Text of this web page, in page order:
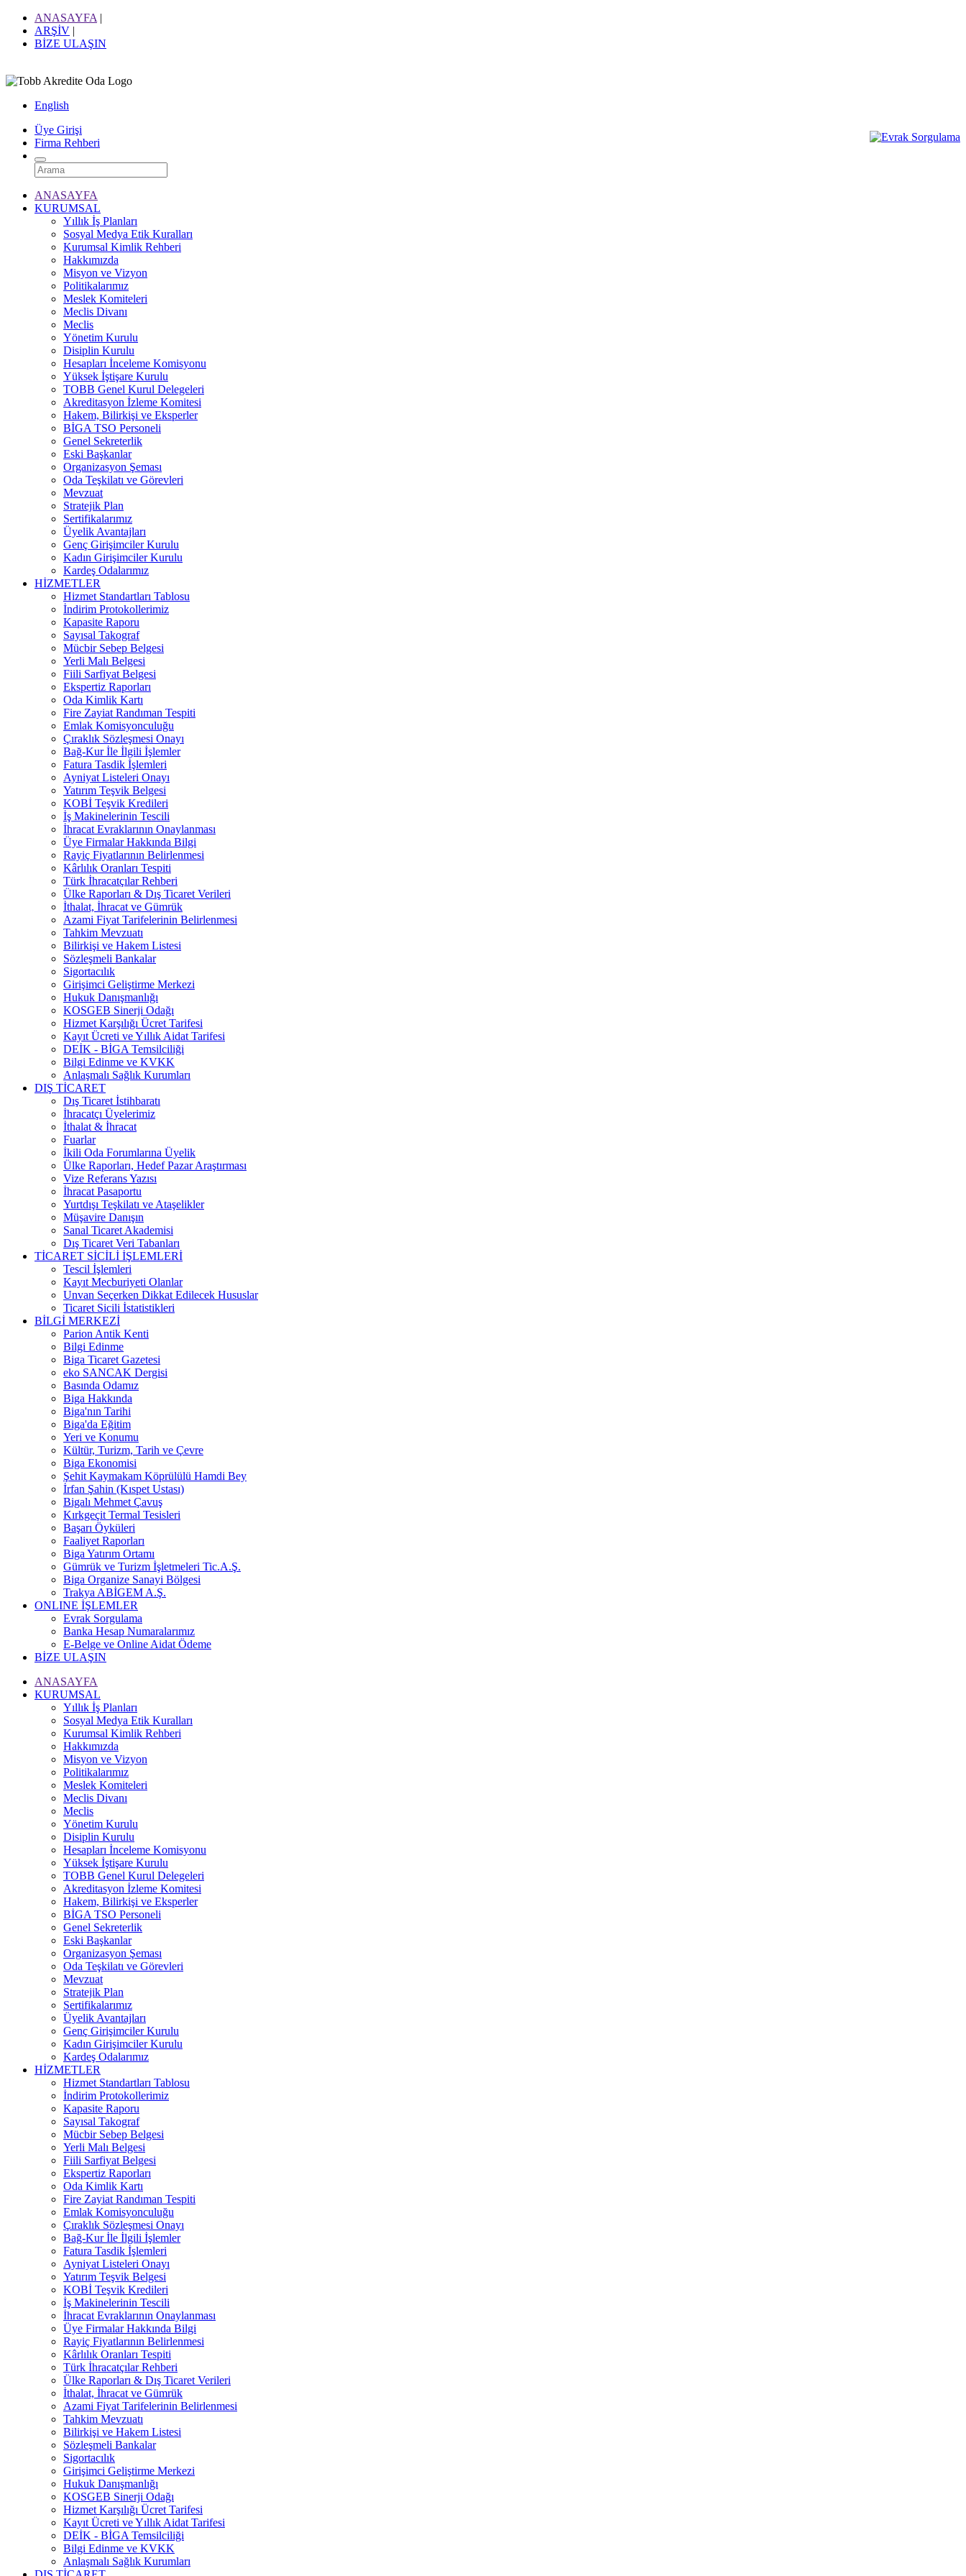
ANASAYFA |
ARŞİV |
BİZE ULAŞIN
English
Üye Girişi
Firma Rehberi
ANASAYFA
KURUMSAL
Yıllık İş Planları
Sosyal Medya Etik Kuralları
Kurumsal Kimlik Rehberi
Hakkımızda
Misyon ve Vizyon
Politikalarımız
Meslek Komiteleri
Meclis Divanı
Meclis
Yönetim Kurulu
Disiplin Kurulu
Hesapları İnceleme Komisyonu
Yüksek İştişare Kurulu
TOBB Genel Kurul Delegeleri
Akreditasyon İzleme Komitesi
Hakem, Bilirkişi ve Eksperler
BİGA TSO Personeli
Genel Sekreterlik
Eski Başkanlar
Organizasyon Şeması
Oda Teşkilatı ve Görevleri
Mevzuat
Stratejik Plan
Sertifikalarımız
Üyelik Avantajları
Genç Girişimciler Kurulu
Kadın Girişimciler Kurulu
Kardeş Odalarımız
HİZMETLER
Hizmet Standartları Tablosu
İndirim Protokollerimiz
Kapasite Raporu
Sayısal Takograf
Mücbir Sebep Belgesi
Yerli Malı Belgesi
Fiili Sarfiyat Belgesi
Ekspertiz Raporları
Oda Kimlik Kartı
Fire Zayiat Randıman Tespiti
Emlak Komisyonculuğu
Çıraklık Sözleşmesi Onayı
Bağ-Kur İle İlgili İşlemler
Fatura Tasdik İşlemleri
Ayniyat Listeleri Onayı
Yatırım Teşvik Belgesi
KOBİ Teşvik Kredileri
İş Makinelerinin Tescili
İhracat Evraklarının Onaylanması
Üye Firmalar Hakkında Bilgi
Rayiç Fiyatlarının Belirlenmesi
Kârlılık Oranları Tespiti
Türk İhracatçılar Rehberi
Ülke Raporları & Dış Ticaret Verileri
İthalat, İhracat ve Gümrük
Azami Fiyat Tarifelerinin Belirlenmesi
Tahkim Mevzuatı
Bilirkişi ve Hakem Listesi
Sözleşmeli Bankalar
Sigortacılık
Girişimci Geliştirme Merkezi
Hukuk Danışmanlığı
KOSGEB Sinerji Odağı
Hizmet Karşılığı Ücret Tarifesi
Kayıt Ücreti ve Yıllık Aidat Tarifesi
DEİK - BİGA Temsilciliği
Bilgi Edinme ve KVKK
Anlaşmalı Sağlık Kurumları
DIŞ TİCARET
Dış Ticaret İstihbaratı
İhracatçı Üyelerimiz
İthalat & İhracat
Fuarlar
İkili Oda Forumlarına Üyelik
Ülke Raporları, Hedef Pazar Araştırması
Vize Referans Yazısı
İhracat Pasaportu
Yurtdışı Teşkilatı ve Ataşelikler
Müşavire Danışın
Sanal Ticaret Akademisi
Dış Ticaret Veri Tabanları
TİCARET SİCİLİ İŞLEMLERİ
Tescil İşlemleri
Kayıt Mecburiyeti Olanlar
Unvan Seçerken Dikkat Edilecek Hususlar
Ticaret Sicili İstatistikleri
BİLGİ MERKEZİ
Parion Antik Kenti
Bilgi Edinme
Biga Ticaret Gazetesi
eko SANCAK Dergisi
Basında Odamız
Biga Hakkında
Biga'nın Tarihi
Biga'da Eğitim
Yeri ve Konumu
Kültür, Turizm, Tarih ve Çevre
Biga Ekonomisi
Şehit Kaymakam Köprülülü Hamdi Bey
İrfan Şahin (Kıspet Ustası)
Bigalı Mehmet Çavuş
Kırkgeçit Termal Tesisleri
Başarı Öyküleri
Faaliyet Raporları
Biga Yatırım Ortamı
Gümrük ve Turizm İşletmeleri Tic.A.Ş.
Biga Organize Sanayi Bölgesi
Trakya ABİGEM A.Ş.
ONLINE İŞLEMLER
Evrak Sorgulama
Banka Hesap Numaralarımız
E-Belge ve Online Aidat Ödeme
BİZE ULAŞIN
ANASAYFA
KURUMSAL
Yıllık İş Planları
Sosyal Medya Etik Kuralları
Kurumsal Kimlik Rehberi
Hakkımızda
Misyon ve Vizyon
Politikalarımız
Meslek Komiteleri
Meclis Divanı
Meclis
Yönetim Kurulu
Disiplin Kurulu
Hesapları İnceleme Komisyonu
Yüksek İştişare Kurulu
TOBB Genel Kurul Delegeleri
Akreditasyon İzleme Komitesi
Hakem, Bilirkişi ve Eksperler
BİGA TSO Personeli
Genel Sekreterlik
Eski Başkanlar
Organizasyon Şeması
Oda Teşkilatı ve Görevleri
Mevzuat
Stratejik Plan
Sertifikalarımız
Üyelik Avantajları
Genç Girişimciler Kurulu
Kadın Girişimciler Kurulu
Kardeş Odalarımız
HİZMETLER
Hizmet Standartları Tablosu
İndirim Protokollerimiz
Kapasite Raporu
Sayısal Takograf
Mücbir Sebep Belgesi
Yerli Malı Belgesi
Fiili Sarfiyat Belgesi
Ekspertiz Raporları
Oda Kimlik Kartı
Fire Zayiat Randıman Tespiti
Emlak Komisyonculuğu
Çıraklık Sözleşmesi Onayı
Bağ-Kur İle İlgili İşlemler
Fatura Tasdik İşlemleri
Ayniyat Listeleri Onayı
Yatırım Teşvik Belgesi
KOBİ Teşvik Kredileri
İş Makinelerinin Tescili
İhracat Evraklarının Onaylanması
Üye Firmalar Hakkında Bilgi
Rayiç Fiyatlarının Belirlenmesi
Kârlılık Oranları Tespiti
Türk İhracatçılar Rehberi
Ülke Raporları & Dış Ticaret Verileri
İthalat, İhracat ve Gümrük
Azami Fiyat Tarifelerinin Belirlenmesi
Tahkim Mevzuatı
Bilirkişi ve Hakem Listesi
Sözleşmeli Bankalar
Sigortacılık
Girişimci Geliştirme Merkezi
Hukuk Danışmanlığı
KOSGEB Sinerji Odağı
Hizmet Karşılığı Ücret Tarifesi
Kayıt Ücreti ve Yıllık Aidat Tarifesi
DEİK - BİGA Temsilciliği
Bilgi Edinme ve KVKK
Anlaşmalı Sağlık Kurumları